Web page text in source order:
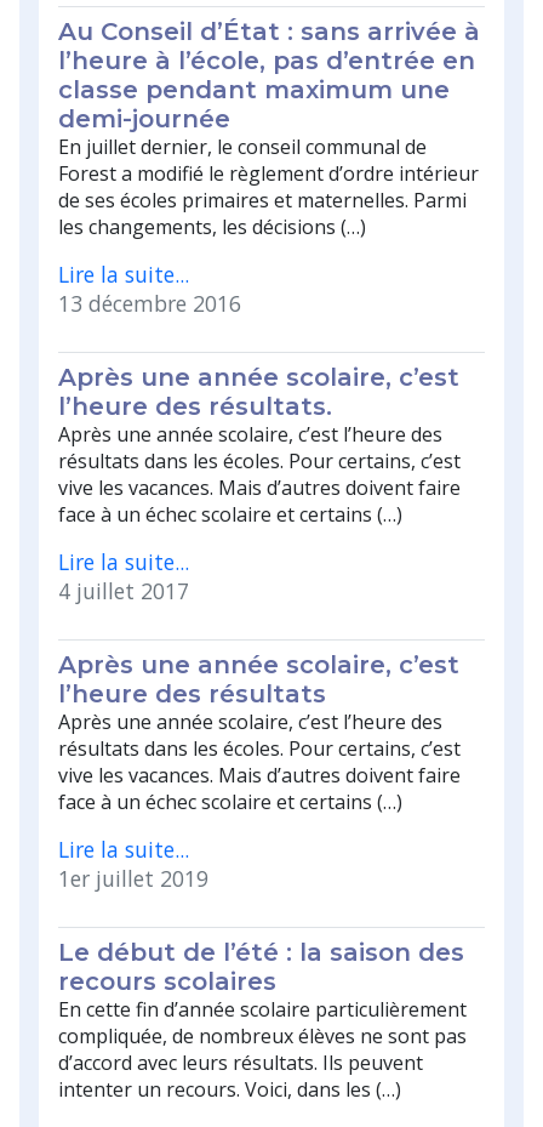
Au Conseil d’État : sans arrivée à
l’heure à l’école, pas d’entrée en
classe pendant maximum une
demi-journée
En juillet dernier, le conseil communal de
Forest a modifié le règlement d’ordre intérieur
de ses écoles primaires et maternelles. Parmi
les changements, les décisions (…)
Lire la suite...
13 décembre 2016
Après une année scolaire, c’est
l’heure des résultats.
Après une année scolaire, c’est l’heure des
résultats dans les écoles. Pour certains, c’est
vive les vacances. Mais d’autres doivent faire
face à un échec scolaire et certains (…)
Lire la suite...
4 juillet 2017
Après une année scolaire, c’est
l’heure des résultats
Après une année scolaire, c’est l’heure des
résultats dans les écoles. Pour certains, c’est
vive les vacances. Mais d’autres doivent faire
face à un échec scolaire et certains (…)
Lire la suite...
1er juillet 2019
Le début de l’été : la saison des
recours scolaires
En cette fin d’année scolaire particulièrement
compliquée, de nombreux élèves ne sont pas
d’accord avec leurs résultats. Ils peuvent
intenter un recours. Voici, dans les (…)